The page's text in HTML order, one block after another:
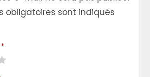
obligatoires sont indiqués
*